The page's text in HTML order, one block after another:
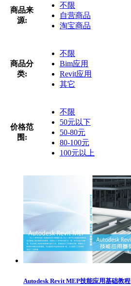
商品来
源:
不限
自营商品
淘宝商品
商品分
类:
不限
Bim应用
Revit应用
其它
价格范
围:
不限
50元以下
50-80元
80-100元
100元以上
Autodesk Revit MEP技能应用基础教程